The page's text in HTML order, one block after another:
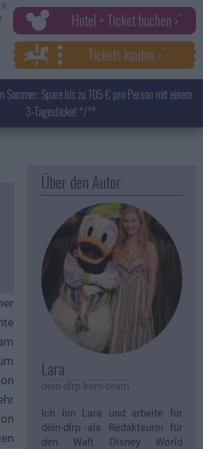
Hotel + Ticket buchen ›
Tickets kaufen ›
Sommer: Spare bis zu 105 € pro Person mit einem
3-Tagesticket */**
Über den Autor
Lara
dein-dlrp kern-team
Ich bin Lara und arbeite für
dein-dlrp als Redakteurin für
den Walt Disney World